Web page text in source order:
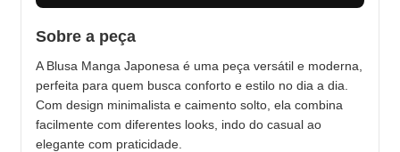
Sobre a peça
A Blusa Manga Japonesa é uma peça versátil e moderna,
perfeita para quem busca conforto e estilo no dia a dia.
Com design minimalista e caimento solto, ela combina
facilmente com diferentes looks, indo do casual ao
elegante com praticidade.